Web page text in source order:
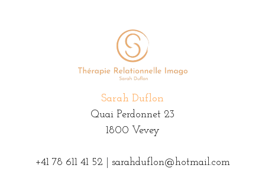
Sarah Duflon
Quai Perdonnet 23
1800 Vevey
+41 78 611 41 52 sarahduflon@hotmail.com